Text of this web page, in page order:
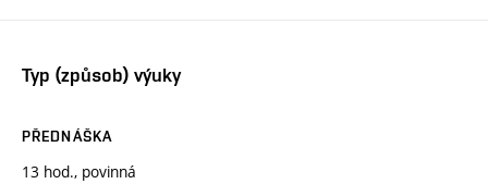
Typ (způsob) výuky
PŘEDNÁŠKA
13 hod., povinná